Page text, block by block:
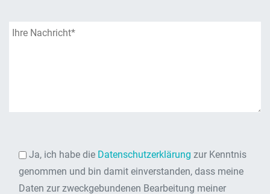
Ja, ich habe die Datenschutzerklärung zur Kenntnis
genommen und bin damit einverstanden, dass meine
Daten zur zweckgebundenen Bearbeitung meiner